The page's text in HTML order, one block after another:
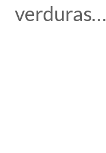
verduras…